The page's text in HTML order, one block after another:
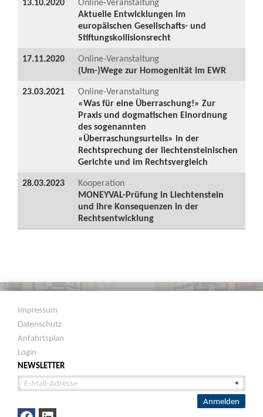
Aktuelle Entwicklungen im
europäischen Gesellschafts- und
Stiftungskollisionsrecht
17.11.2020
Online-Veranstaltung
(Um-)Wege zur Homogenität im EWR
23.03.2021
Online-Veranstaltung
«Was für eine Überraschung!» Zur
Praxis und dogmatischen Einordnung
des sogenannten
«Überraschungsurteils» in der
Rechtsprechung der liechtensteinischen
Gerichte und im Rechtsvergleich
28.03.2023
Kooperation
MONEYVAL-Prüfung in Liechtenstein
und ihre Konsequenzen in der
Rechtsentwicklung
Impressum
Datenschutz
Anfahrtsplan
Login
NEWSLETTER